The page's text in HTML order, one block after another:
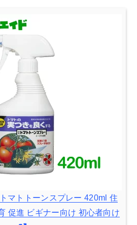
マトトーンスプレー 420ml 住
促進 ビギナー向け 初心者向け